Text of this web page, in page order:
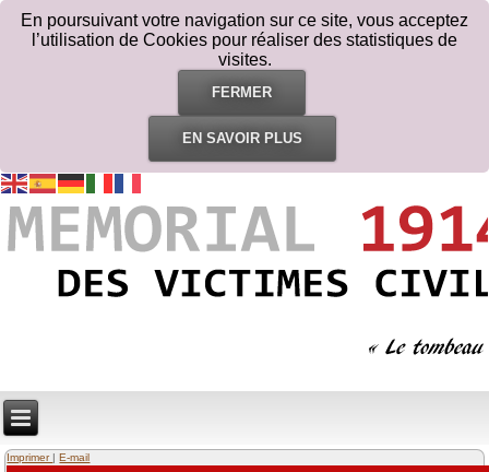
En poursuivant votre navigation sur ce site, vous acceptez
l’utilisation de Cookies pour réaliser des statistiques de
visites.
FERMER
EN SAVOIR PLUS
Imprimer E-mail